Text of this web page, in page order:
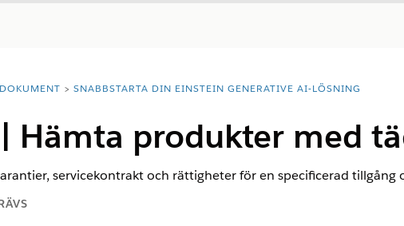
DOKUMENT SNABBSTARTA DIN EINSTEIN GENERATIVE AI-LÖSNING
Hämta produkter med
servicekontrakt och rättigheter för en specificerad tillgång